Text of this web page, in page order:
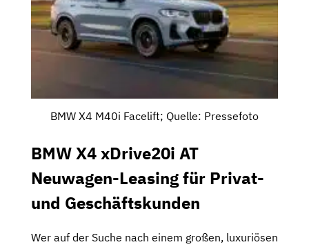
BMW X4 M40i Facelift; Quelle: Pressefoto
BMW X4 xDrive20i AT
Neuwagen-Leasing für Privat-
und Geschäftskunden
Wer auf der Suche nach einem großen, luxuriösen